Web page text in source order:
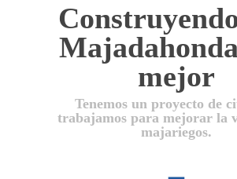
mejor
Tenemos un proyecto de
trabajamos para mejorar la
majariegos.